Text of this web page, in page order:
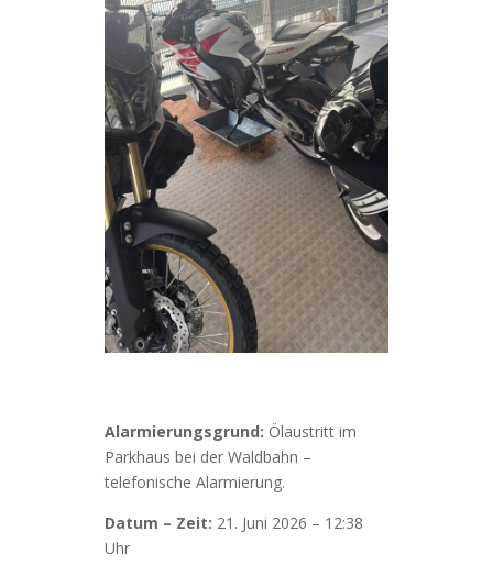
Alarmierungsgrund: Ölaustritt im
Parkhaus bei der Waldbahn –
telefonische Alarmierung.
Datum – Zeit: 21. Juni 2026 – 12:38
Uhr